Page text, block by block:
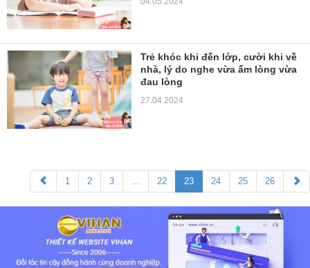
Trẻ khóc khi đến lớp, cười khi về
nhà, lý do nghe vừa ấm lòng vừa
đau lòng
27.04.2024
1 2 3 22 23 24 25 26